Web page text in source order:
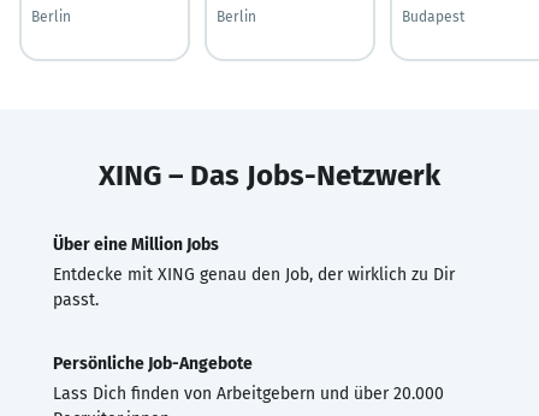
Berlin
Berlin
Budapest
XING – Das Jobs-Netzwerk
Über eine Million Jobs
Entdecke mit XING genau den Job, der wirklich zu Dir
passt.
Persönliche Job-Angebote
Lass Dich finden von Arbeitgebern und über 20.000